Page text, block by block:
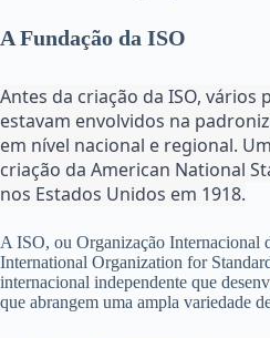
A Fundação da ISO
Antes da criação da ISO, vários
estavam envolvidos na
em nível nacional e regional.
criação da American National
nos Estados Unidos em 1918.
A ISO, ou Organização Internacional
International Organization for
internacional independente que
que abrangem uma ampla variedade